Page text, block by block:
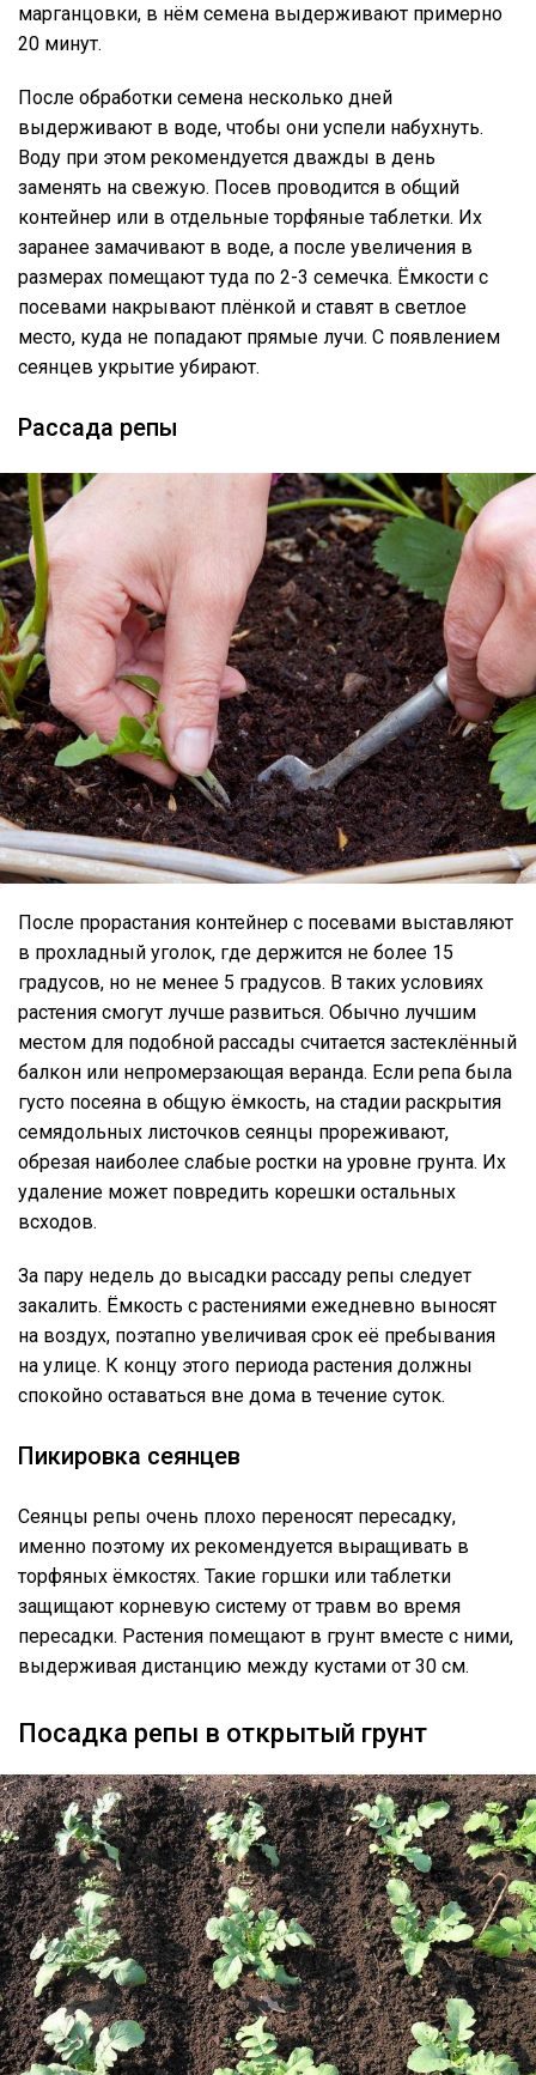
марганцовки, в нём семена выдерживают примерно
20 минут.
После обработки семена несколько дней
выдерживают в воде, чтобы они успели набухнуть.
Воду при этом рекомендуется дважды в день
заменять на свежую. Посев проводится в общий
контейнер или в отдельные торфяные таблетки. Их
заранее замачивают в воде, а после увеличения в
размерах помещают туда по 2-3 семечка. Ёмкости с
посевами накрывают плёнкой и ставят в светлое
место, куда не попадают прямые лучи. С появлением
сеянцев укрытие убирают.
Рассада репы
После прорастания контейнер с посевами выставляют
в прохладный уголок, где держится не более 15
градусов, но не менее 5 градусов. В таких условиях
растения смогут лучше развиться. Обычно лучшим
местом для подобной рассады считается застеклённый
балкон или непромерзающая веранда. Если репа была
густо посеяна в общую ёмкость, на стадии раскрытия
семядольных листочков сеянцы прореживают,
обрезая наиболее слабые ростки на уровне грунта. Их
удаление может повредить корешки остальных
всходов.
За пару недель до высадки рассаду репы следует
закалить. Ёмкость с растениями ежедневно выносят
на воздух, поэтапно увеличивая срок её пребывания
на улице. К концу этого периода растения должны
спокойно оставаться вне дома в течение суток.
Пикировка сеянцев
Сеянцы репы очень плохо переносят пересадку,
именно поэтому их рекомендуется выращивать в
торфяных ёмкостях. Такие горшки или таблетки
защищают корневую систему от травм во время
пересадки. Растения помещают в грунт вместе с ними,
выдерживая дистанцию между кустами от 30 см.
Посадка репы в открытый грунт